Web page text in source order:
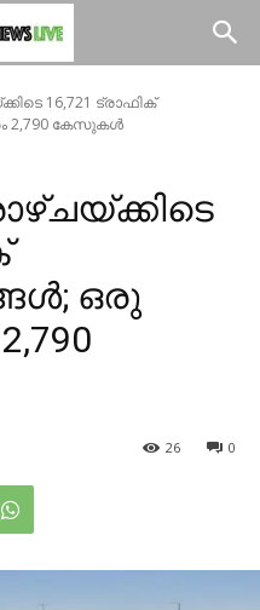
16,721 ട്രാഫിക്
2,790 കേസുകൾ
ഒരു
0
26